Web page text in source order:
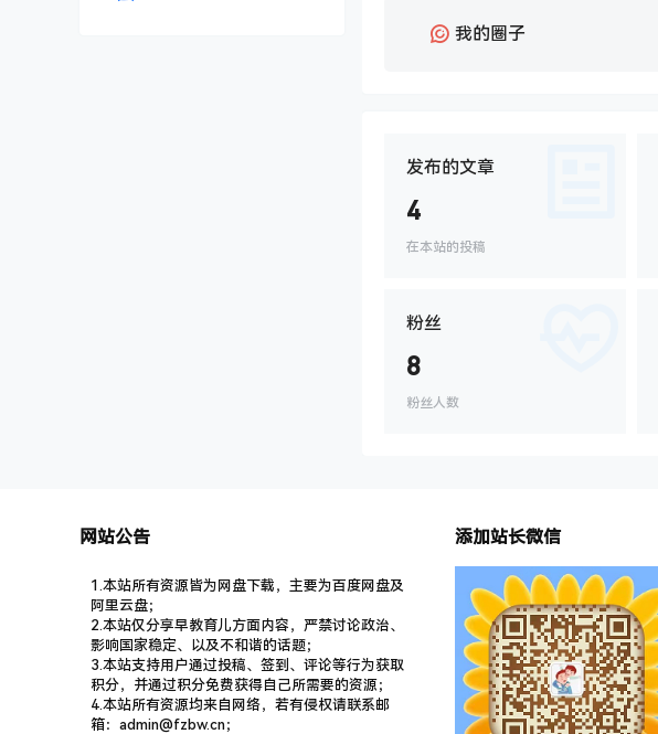
我的圈子
发布的文章
4
在本站的投稿
粉丝
8
粉丝人数
网站公告
1.本站所有资源皆为网盘下载，主要为百度网盘及
阿里云盘；
2.本站仅分享早教育儿方面内容，严禁讨论政治、
影响国家稳定、以及不和谐的话题；
3.本站支持用户通过投稿、签到、评论等行为获取
积分，并通过积分免费获得自己所需要的资源；
4.本站所有资源均来自网络，若有侵权请联系邮
箱：admin@fzbw.cn；
添加站长微信